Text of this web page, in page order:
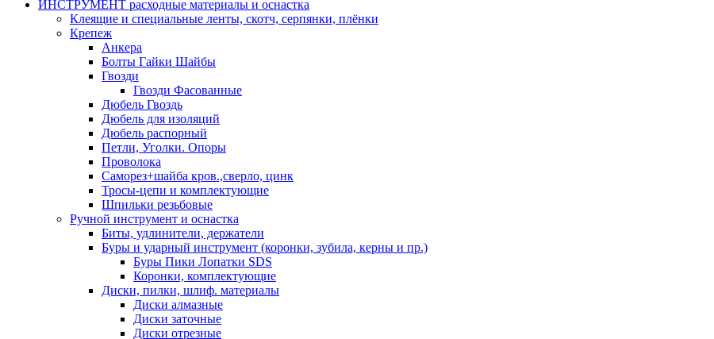
ИНСТРУМЕНТ расходные материалы и оснастка
Клеящие и специальные ленты, скотч, серпянки, плёнки
Крепеж
Анкера
Болты Гайки Шайбы
Гвозди
Гвозди Фасованные
Дюбель Гвоздь
Дюбель для изоляций
Дюбель распорный
Петли, Уголки. Опоры
Проволока
Саморез+шайба кров.,сверло, цинк
Тросы-цепи и комплектующие
Шпильки резьбовые
Ручной инструмент и оснастка
Биты, удлинители, держатели
Буры и ударный инструмент (коронки, зубила, керны и пр.)
Буры Пики Лопатки SDS
Коронки, комплектующие
Диски, пилки, шлиф. материалы
Диски алмазные
Диски заточные
Диски отрезные